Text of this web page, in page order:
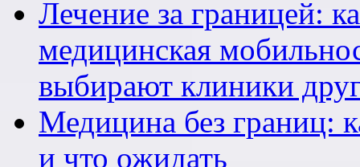
Лечение за границей:
медицинская
выбирают клиники
Медицина без границ:
и что ожидать